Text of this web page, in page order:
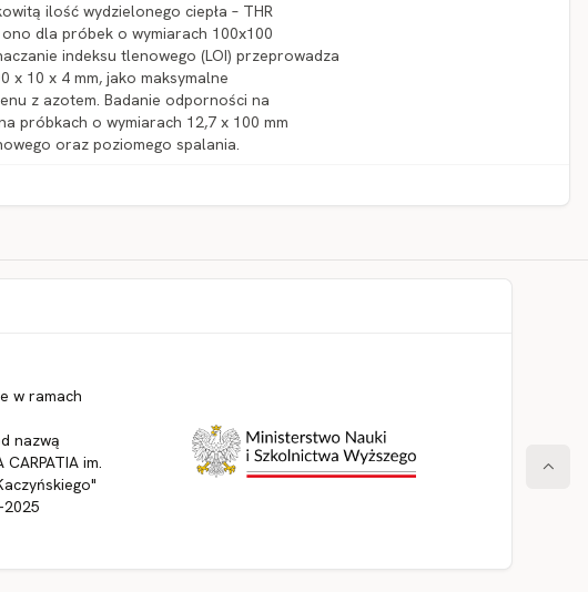
ilość wydzielonego ciepła – THR
dla próbek o wymiarach 100x100
indeksu tlenowego (LOI) przeprowadza
x 10 x 4 mm, jako maksymalne
z azotem. Badanie odporności na
próbkach o wymiarach 12,7 x 100 mm
oraz poziomego spalania.
w ramach
nazwą
im.